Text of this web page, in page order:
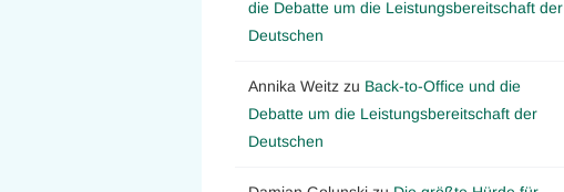
die Debatte um die Leistungsbereitschaft der
Deutschen
Annika Weitz zu Back-to-Office und die
Debatte um die Leistungsbereitschaft der
Deutschen